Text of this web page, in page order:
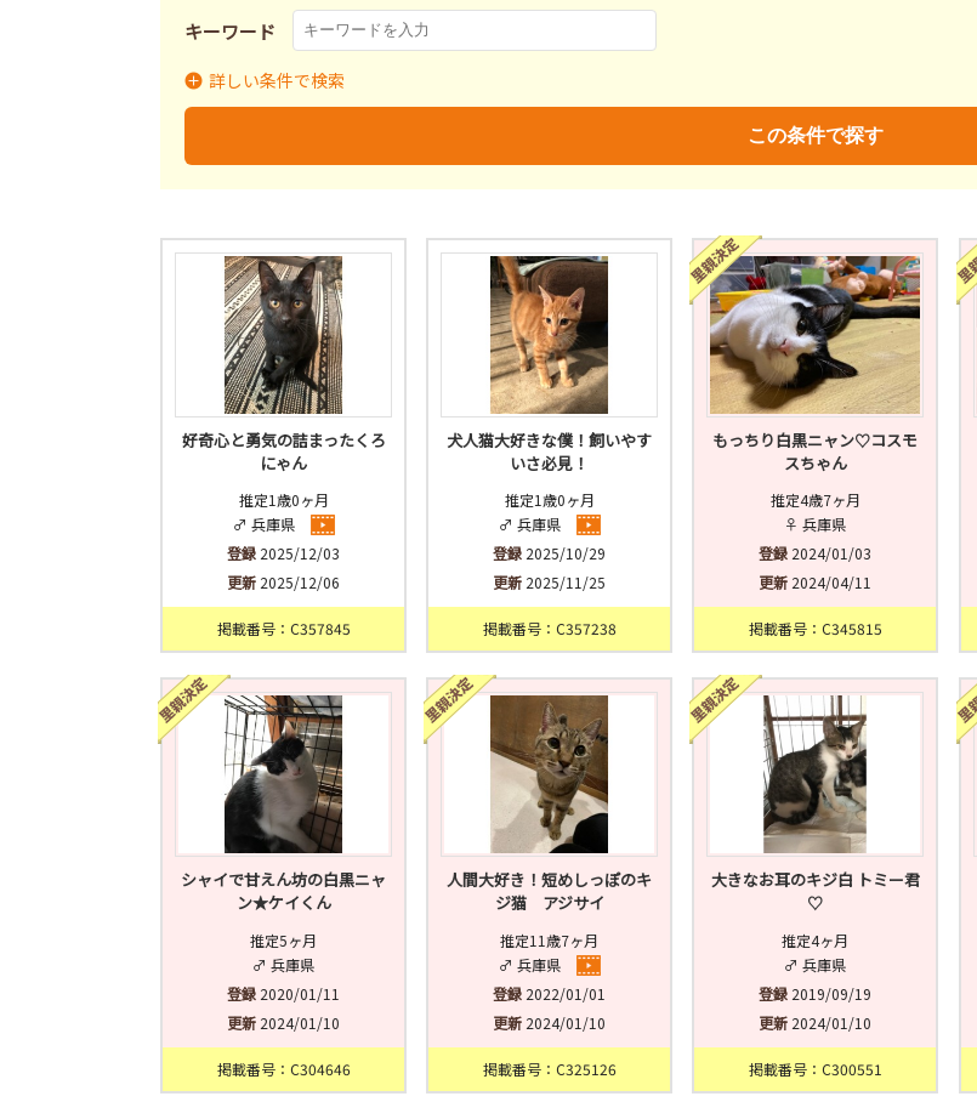
キーワード
募集状況 里親募集
詳しい条件で検索
この条件で探す
好奇心と勇気の詰まったくろ
にゃん
推定1歳0ヶ月
♂ 兵庫県
登録 2025/12/03
更新 2025/12/06
掲載番号：C357845
犬人猫大好きな僕！飼いやす
いさ必見！
推定1歳0ヶ月
♂ 兵庫県
登録 2025/10/29
更新 2025/11/25
掲載番号：C357238
もっちり白黒ニャン♡コスモ
スちゃん
推定4歳7ヶ月
♀ 兵庫県
登録 2024/01/03
更新 2024/04/11
掲載番号：C345815
シャイで甘えん坊の白黒ニャ
ン★ケイくん
推定5ヶ月
♂ 兵庫県
登録 2020/01/11
更新 2024/01/10
掲載番号：C304646
人間大好き！短めしっぽのキ
ジ猫 アジサイ
推定11歳7ヶ月
♂ 兵庫県
登録 2022/01/01
更新 2024/01/10
掲載番号：C325126
大きなお耳のキジ白 トミー君
♡
推定4ヶ月
♂ 兵庫県
登録 2019/09/19
更新 2024/01/10
掲載番号：C300551